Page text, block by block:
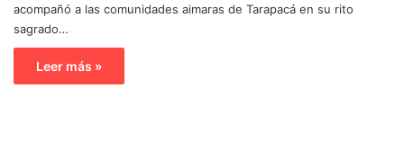
acompañó a las comunidades aimaras de Tarapacá en su rito
sagrado…
Leer más »